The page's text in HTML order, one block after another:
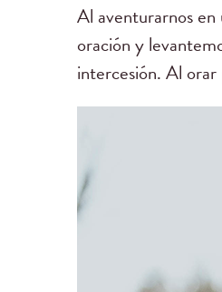
Al aventurarnos
oración y
intercesión. Al orar